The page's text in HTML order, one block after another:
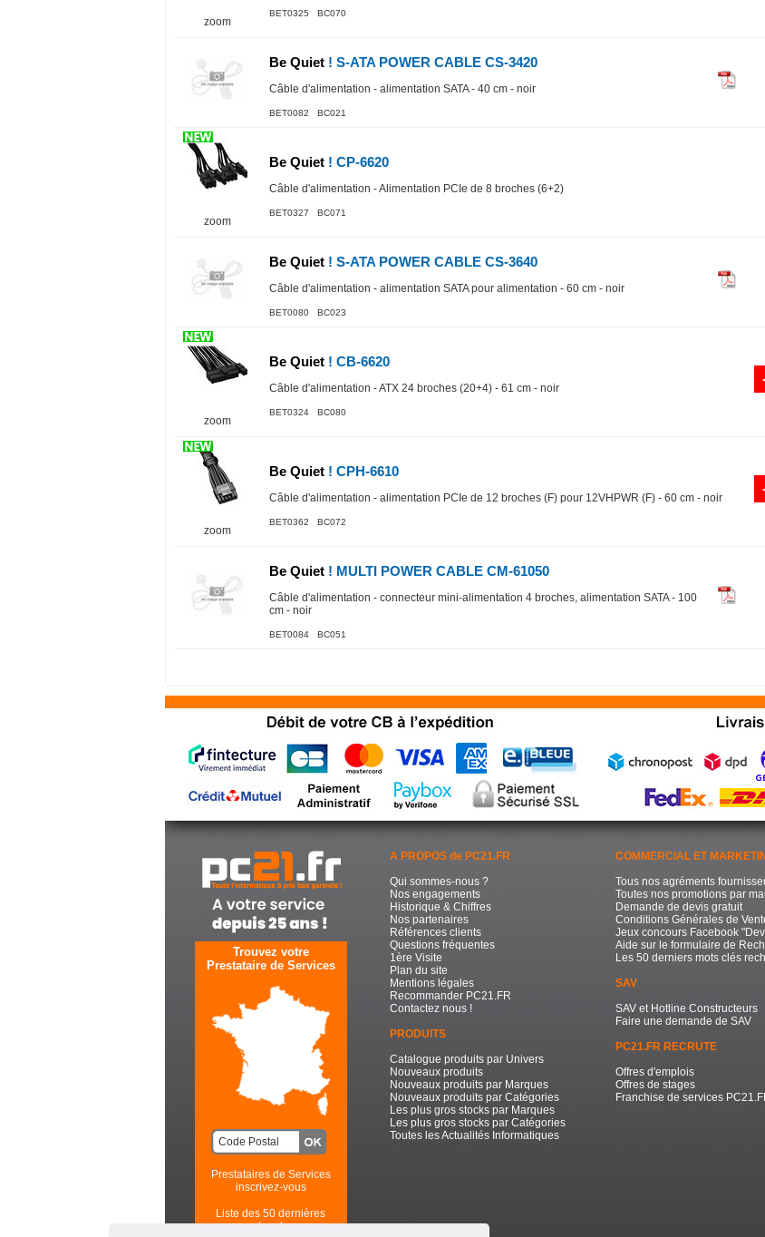
zoom
BET0325 BC070
Be Quiet ! S-ATA POWER CABLE CS-3420
Câble d'alimentation - alimentation SATA - 40 cm - noir
BET0082 BC021
zoom
Be Quiet ! CP-6620
Câble d'alimentation - Alimentation PCIe de 8 broches (6+2)
BET0327 BC071
Be Quiet ! S-ATA POWER CABLE CS-3640
Câble d'alimentation - alimentation SATA pour alimentation - 60 cm - noir
BET0080 BC023
zoom
Be Quiet ! CB-6620
Câble d'alimentation - ATX 24 broches (20+4) - 61 cm - noir
BET0324 BC080
zoom
Be Quiet ! CPH-6610
Câble d'alimentation - alimentation PCIe de 12 broches (F) pour 12VHPWR (F) - 60 cm - noir
BET0362 BC072
Be Quiet ! MULTI POWER CABLE CM-61050
Câble d'alimentation - connecteur mini-alimentation 4 broches, alimentation SATA - 100
cm - noir
BET0084 BC051
Trouvez votre
Prestataire de Services
Prestataires de Services
inscrivez-vous
Liste des 50 dernières
recherches
A PROPOS de PC21.FR
Qui sommes-nous ?
Nos engagements
Historique & Chiffres
Nos partenaires
Références clients
Questions fréquentes
1ère Visite
Plan du site
Mentions légales
Recommander PC21.FR
Contactez nous !
PRODUITS
Catalogue produits par Univers
Nouveaux produits
Nouveaux produits par Marques
Nouveaux produits par Catégories
Les plus gros stocks par Marques
Les plus gros stocks par Catégories
Toutes les Actualités Informatiques
COMMERCIAL ET
Tous nos agréments
Toutes nos promotions par
Demande de devis gratuit
Conditions Générales de
Jeux concours Facebook
Aide sur le formulaire de
Les 50 derniers mots clés
SAV
SAV et Hotline Constructeurs
Faire une demande de SAV
PC21.FR RECRUTE
Offres d'emplois
Offres de stages
Franchise de services